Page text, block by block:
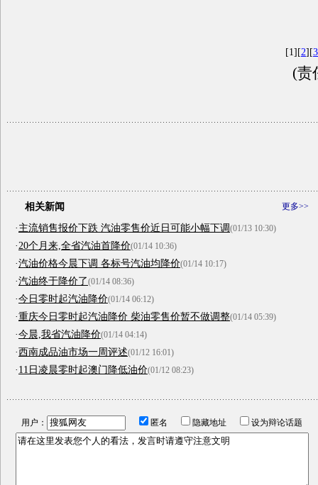
[1][2][3
(责
更多>>
相关新闻
·主流销售报价下跌 汽油零售价近日可能小幅下调(01/13 10:30)
·20个月来,全省汽油首降价(01/14 10:36)
·汽油价格今晨下调 各标号汽油均降价(01/14 10:17)
·汽油终于降价了(01/14 08:36)
·今日零时起汽油降价(01/14 06:12)
·重庆今日零时起汽油降价 柴油零售价暂不做调整(01/14 05:39)
·今晨,我省汽油降价(01/14 04:14)
·西南成品油市场一周评述(01/12 16:01)
·11日凌晨零时起澳门降低油价(01/12 08:23)
用户： 匿名 隐藏地址 设为辩论话题